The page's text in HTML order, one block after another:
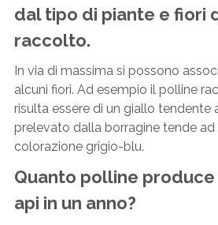
dal tipo di piante e fiori
raccolto.
In via di massima si possono
alcuni fiori. Ad esempio il polline
risulta essere di un giallo tendente
prelevato dalla borragine tende ad
colorazione grigio-blu.
Quanto polline
api in un anno?